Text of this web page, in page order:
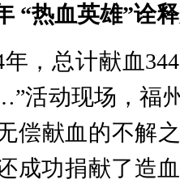
“热血英雄”诠
年，总计献血
活动现场，福
偿献血的不解
成功捐献了造